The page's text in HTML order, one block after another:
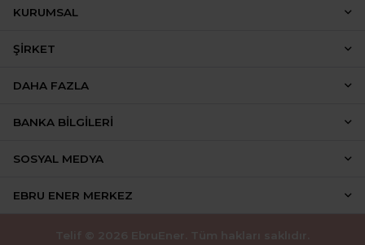
KURUMSAL
ŞIRKET
DAHA FAZLA
BANKA BILGILERI
SOSYAL MEDYA
EBRU ENER MERKEZ